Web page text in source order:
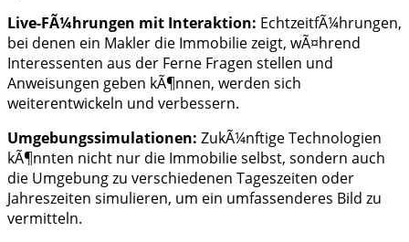
Live-FÃ¼hrungen mit Interaktion: EchtzeitfÃ¼hrungen,
bei denen ein Makler die Immobilie zeigt, wÃ¤hrend
Interessenten aus der Ferne Fragen stellen und
Anweisungen geben kÃ¶nnen, werden sich
weiterentwickeln und verbessern.
Umgebungssimulationen: ZukÃ¼nftige Technologien
kÃ¶nnten nicht nur die Immobilie selbst, sondern auch
die Umgebung zu verschiedenen Tageszeiten oder
Jahreszeiten simulieren, um ein umfassenderes Bild zu
vermitteln.